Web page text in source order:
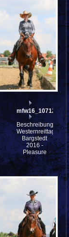
mfw16_107127ww
Beschreibung:
Westernreittage
Bargstedt
2016 -
Pleasure